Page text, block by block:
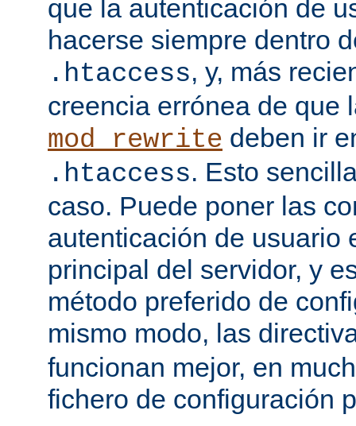
que la autenticación de
hacerse siempre dentro
.htaccess, y, más
creencia errónea de que
mod_rewrite deben ir
.htaccess. Esto
caso. Puede poner las
autenticación de usuario
principal del servidor, y
método preferido de
mismo modo, las
funcionan mejor, en
fichero de configuración